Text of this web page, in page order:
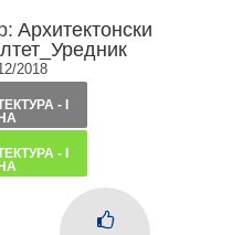
Архитектонски
2018
- I
- I